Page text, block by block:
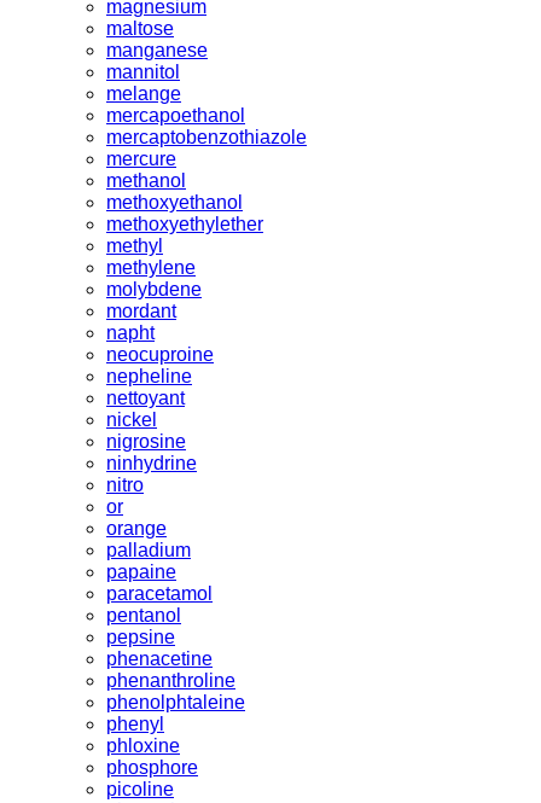
magnesium
maltose
manganese
mannitol
melange
mercapoethanol
mercaptobenzothiazole
mercure
methanol
methoxyethanol
methoxyethylether
methyl
methylene
molybdene
mordant
napht
neocuproine
nepheline
nettoyant
nickel
nigrosine
ninhydrine
nitro
or
orange
palladium
papaine
paracetamol
pentanol
pepsine
phenacetine
phenanthroline
phenolphtaleine
phenyl
phloxine
phosphore
picoline